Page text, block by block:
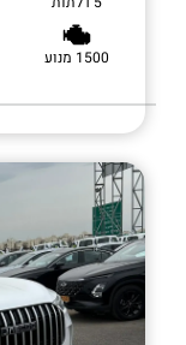
1500 מנוע